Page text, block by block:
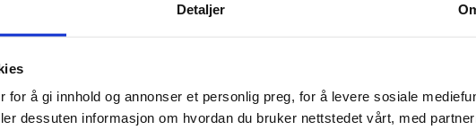
Detaljer
for å gi innhold og annonser et personlig preg, for å levere sosiale
dessuten informasjon om hvordan du bruker nettstedet vårt, med